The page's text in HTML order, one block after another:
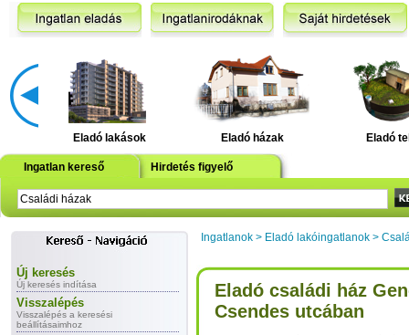
Eladó lakások Eladó házak Eladó
Ingatlan kereső Hirdetés figyelő
Új keresés
Új keresés indítása
Visszalépés
Visszalépés a keresési
beállításaimhoz
Ingatlanok > Eladó lakóingatlanok >
Eladó családi ház
Csendes utcában